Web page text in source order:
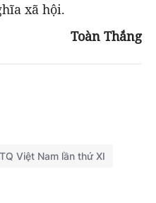
xã hội.
Toàn Thắng
Việt Nam lần thứ XI